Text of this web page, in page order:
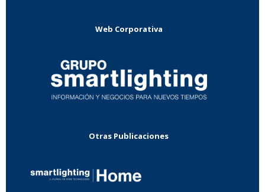
Web Corporativa
Otras Publicaciones